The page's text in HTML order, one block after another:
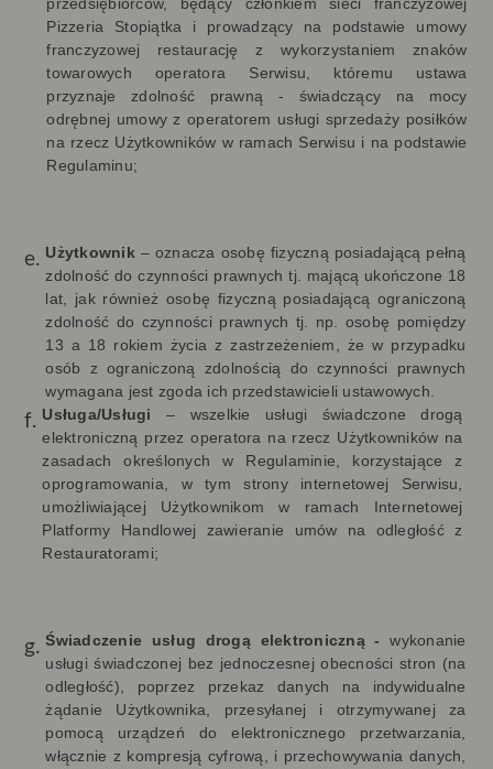
Pizzeria Stopiątka i prowadzący na podstawie umowy
franczyzowej restaurację z wykorzystaniem znaków
towarowych operatora Serwisu , któremu ustawa
przyznaje zdolność prawną - świadczący na mocy
odrębnej umowy z operatorem usługi sprzedaży posiłków
na rzecz Użytkowników w ramach Serwisu i na podstawie
Regulaminu;
Użytkownik – oznacza osobę fizyczną posiadającą pełną
zdolność do czynności prawnych tj. mającą ukończone 18
lat, jak również osobę fizyczną posiadającą ograniczoną
zdolność do czynności prawnych tj. np. osobę pomiędzy
13 a 18 rokiem życia z zastrzeżeniem, że w przypadku
osób z ograniczoną zdolnością do czynności prawnych
wymagana jest zgoda ich przedstawicieli ustawowych.
Usługa/Usługi – wszelkie usługi świadczone drogą
elektroniczną przez operatora na rzecz Użytkowników na
zasadach określonych w Regulaminie, korzystające z
oprogramowania, w tym strony internetowej Serwisu,
umożliwiającej Użytkownikom w ramach Internetowej
Platformy Handlowej zawieranie umów na odległość z
Restauratorami;
Świadczenie usług drogą elektroniczną -
wykonanie
usługi świadczonej bez jednoczesnej obecności stron (na
odległość), poprzez przekaz danych na indywidualne
żądanie Użytkownika, przesyłanej i otrzymywanej za
pomocą urządzeń do elektronicznego przetwarzania,
włącznie z kompresją cyfrową, i przechowywania danych,